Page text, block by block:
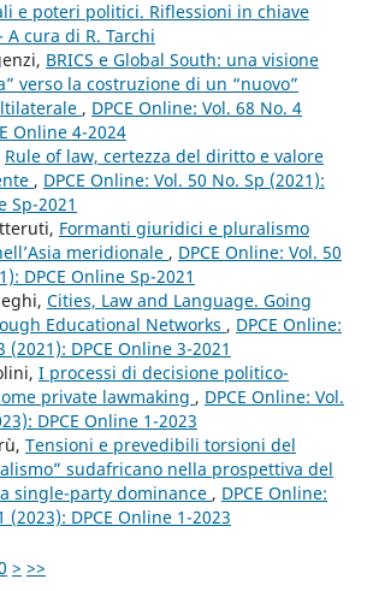
e poteri politici. Riflessioni in chiave
A cura di R. Tarchi
BRICS e Global South: una visione
verso la costruzione di un “nuovo”
, DPCE Online: Vol. 68 No. 4
Online 4-2024
Rule of law, certezza del diritto e valore
, DPCE Online: Vol. 50 No. Sp (2021):
Sp-2021
Formanti giuridici e pluralismo
meridionale , DPCE Online: Vol. 50
DPCE Online Sp-2021
Cities, Law and Language. Going
Educational Networks , DPCE Online:
(2021): DPCE Online 3-2021
I processi di decisione politico-
private lawmaking , DPCE Online: Vol.
DPCE Online 1-2023
Tensioni e prevedibili torsioni del
sudafricano nella prospettiva del
single-party dominance , DPCE Online:
(2023): DPCE Online 1-2023
> >>